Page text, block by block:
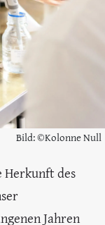
Bild: ©Kolonne Null
Herkunft des
Jahren